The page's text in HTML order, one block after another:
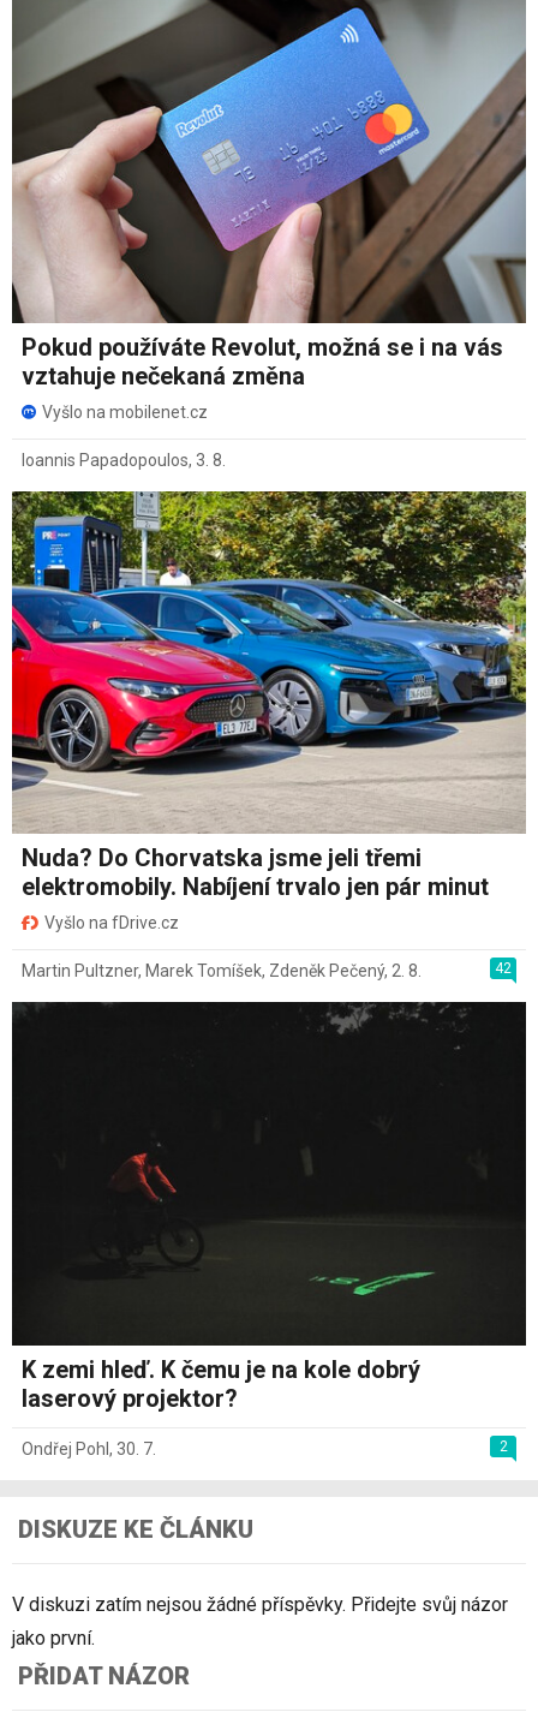
Pokud používáte Revolut, možná se i na vás
vztahuje nečekaná změna
Vyšlo na mobilenet.cz
Ioannis Papadopoulos, 3. 8.
Nuda? Do Chorvatska jsme jeli třemi
elektromobily. Nabíjení trvalo jen pár minut
Vyšlo na fDrive.cz
42
Martin Pultzner, Marek Tomíšek, Zdeněk Pečený, 2. 8.
K zemi hleď. K čemu je na kole dobrý
laserový projektor?
2
Ondřej Pohl , 30. 7.
DISKUZE KE ČLÁNKU
V diskuzi zatím nejsou žádné příspěvky. Přidejte svůj názor
jako první.
PŘIDAT NÁZOR